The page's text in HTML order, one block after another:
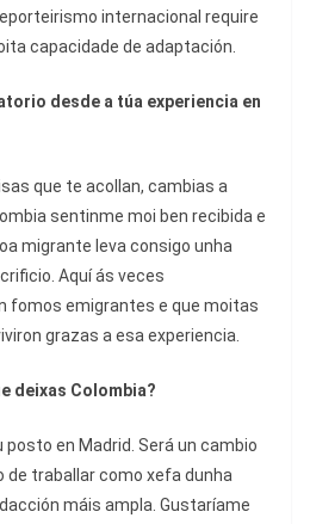
internacional require
capacidade de adaptación.
desde a túa experiencia en
que te acollan, cambias a
sentinme moi ben recibida e
migrante leva consigo unha
Aquí ás veces
fomos emigrantes e que moitas
grazas a esa experiencia.
deixas Colombia?
posto en Madrid. Será un cambio
traballar como xefa dunha
máis ampla. Gustaríame